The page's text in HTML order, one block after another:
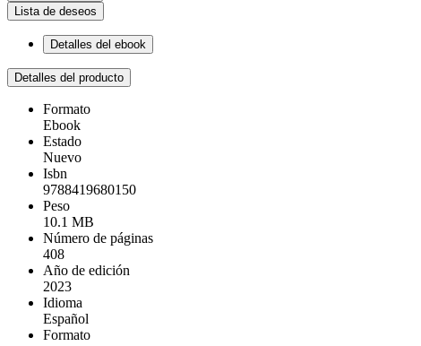
Lista de deseos
Detalles del ebook
Detalles del producto
Formato
Ebook
Estado
Nuevo
Isbn
9788419680150
Peso
10.1 MB
Número de páginas
408
Año de edición
2023
Idioma
Español
Formato